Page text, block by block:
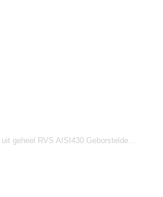
geheel RVS AISI430.Geborstelde…